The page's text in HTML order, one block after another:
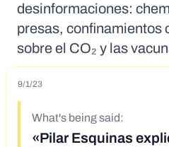
desinformaciones:
presas, confinamientos
sobre el CO₂ y las
9/1/23
What's being said:
«Pilar Esquinas